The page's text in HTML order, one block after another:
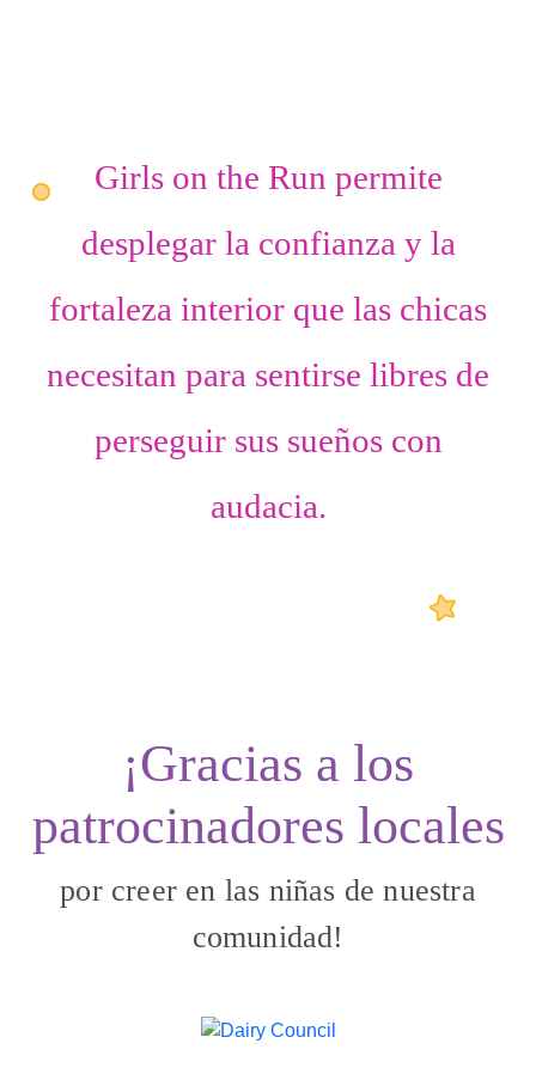
Girls on the Run permite
desplegar la confianza y la
fortaleza interior que las chicas
necesitan para sentirse libres de
perseguir sus sueños con
audacia.
¡Gracias a los
patrocinadores locales
por creer en las niñas de nuestra
comunidad!